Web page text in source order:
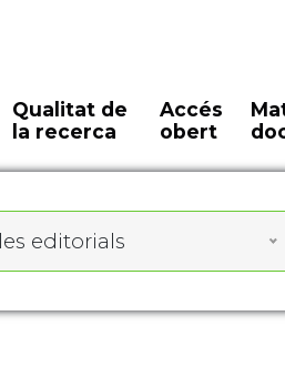
Qualitat de
la recerca
Accés
obert
editorials